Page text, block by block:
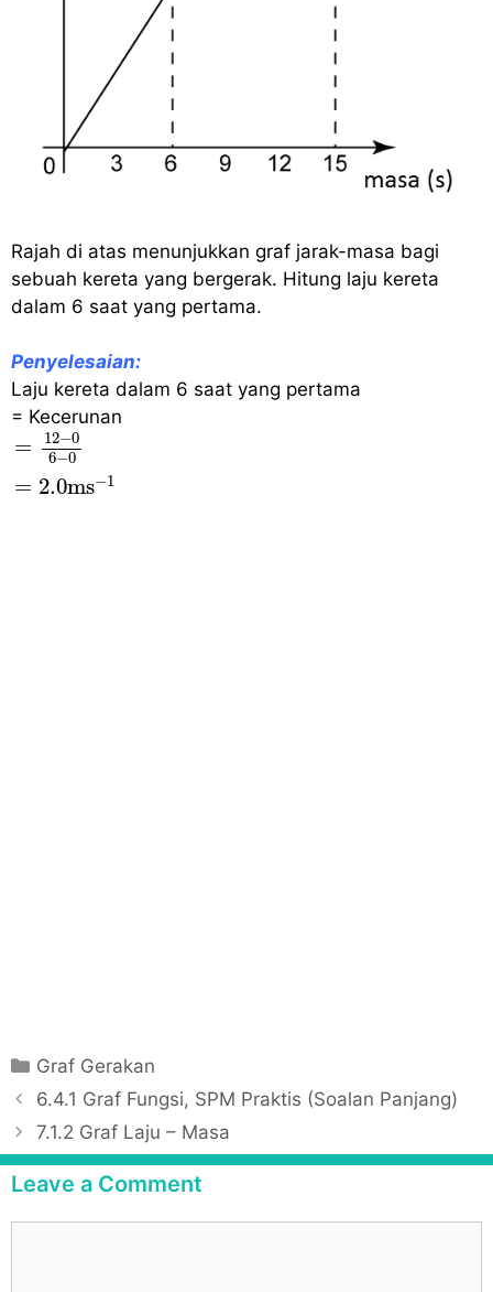
Rajah di atas menunjukkan graf jarak-masa bagi
sebuah kereta yang bergerak. Hitung laju kereta
dalam 6 saat yang pertama.
Penyelesaian:
Laju kereta dalam 6 saat yang pertama
= Kecerunan
= 12−0
6−0
= 2.0ms−1
12−06−0
C
a
e
r
Graf Gerakan
P
o
s
t
6.4.1 Graf Fungsi, SPM Praktis (Soalan Panjang)
7.1.2 Graf Laju – Masa
Leave a Comment